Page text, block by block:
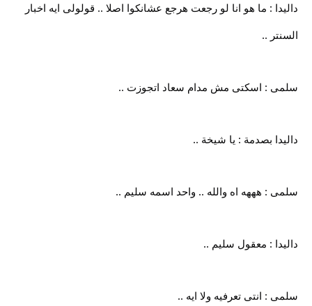
داليدا : ما هو انا لو رجعت هرجع عشانكوا اصلا .. قولولى ايه اخبار
السنتر ..
سلمى : اسكتى مش مدام سعاد اتجوزت ..
داليدا بصدمة : يا شيخة ..
سلمى : هههه اه والله .. واحد اسمه سليم ..
داليدا : معقول سليم ..
سلمى : انتى تعرفيه ولا ايه ..